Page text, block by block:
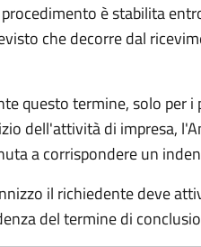
è stabilita
che decorre dal
questo termine,solo per
dell'attività di impresa,
a corrispondere un
il richiedente deve
del termine di